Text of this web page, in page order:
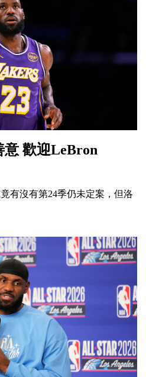
歡迎LeBron
有沒有第24季仍未定案，但洛